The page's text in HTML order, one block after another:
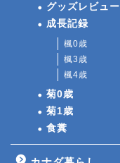
グッズレビュー
成長記録
楓0歳
楓3歳
楓4歳
菊0歳
菊1歳
食糞